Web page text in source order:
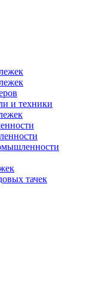
и техники
тачек